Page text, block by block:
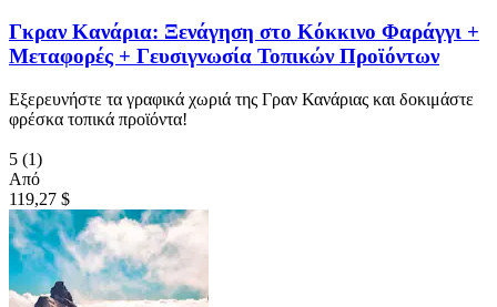
Γκραν Κανάρια: Ξενάγηση στο Κόκκινο Φαράγγι +
Μεταφορές + Γευσιγνωσία Τοπικών Προϊόντων
Εξερευνήστε τα γραφικά χωριά της Γραν Κανάριας και δοκιμάστε
φρέσκα τοπικά προϊόντα!
5 (1)
Από
119,27 $